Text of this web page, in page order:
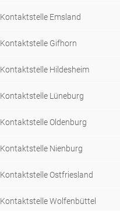
Kontaktstelle Emsland
Kontaktstelle Gifhorn
Kontaktstelle Hildesheim
Kontaktstelle Lüneburg
Kontaktstelle Oldenburg
Kontaktstelle Nienburg
Kontaktstelle Ostfriesland
Kontaktstelle Wolfenbüttel